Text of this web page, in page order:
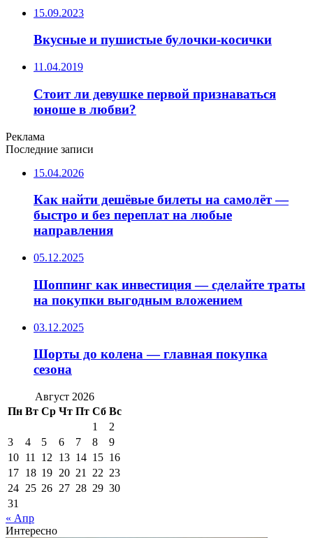
15.09.2023
Вкусные и пушистые булочки-косички
11.04.2019
Стоит ли девушке первой признаваться
юноше в любви?
Реклама
Последние записи
15.04.2026
Как найти дешёвые билеты на самолёт —
быстро и без переплат на любые
направления
05.12.2025
Шоппинг как инвестиция — сделайте траты
на покупки выгодным вложением
03.12.2025
Шорты до колена — главная покупка
сезона
Август 2026
Пн Вт Ср Чт Пт Сб Вс
1
2
3
4 5 6 7 8
9
10 11 12 13 14 15 16
17 18 19 20 21 22 23
24 25 26 27 28 29 30
31
« Апр
Интересно